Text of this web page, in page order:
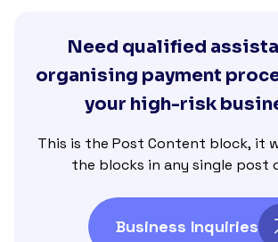
Need qualified
organising payment
your high-risk
This is the Post Content block, it
the blocks in any single post
Business Inquiries